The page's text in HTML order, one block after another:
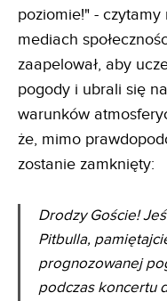
poziomie!" -
mediach
zaapelował, aby
pogody i ubrali się
warunków
że, mimo
zostanie zamknięty:
Drodzy Goście!
Pitbulla,
prognozowanej
podczas koncertu